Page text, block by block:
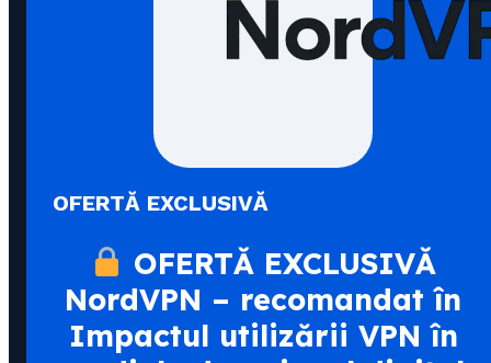
OFERTĂ EXCLUSIVĂ
OFERTĂ EXCLUSIVĂ
NordVPN – recomandat în
Impactul utilizării VPN în